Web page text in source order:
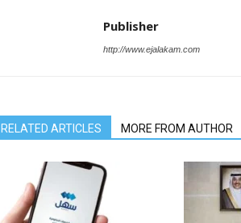
Publisher
http://www.ejalakam.com
RELATED ARTICLES MORE FROM AUTHOR